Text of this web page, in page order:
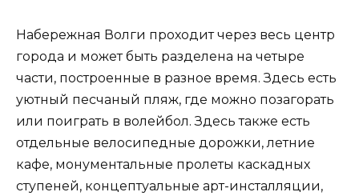
Набережная Волги проходит через весь центр
города и может быть разделена на четыре
части, построенные в разное время. Здесь есть
уютный песчаный пляж, где можно позагорать
или поиграть в волейбол. Здесь также есть
отдельные велосипедные дорожки, летние
кафе, монументальные пролеты каскадных
ступеней, концептуальные арт-инсталляции,